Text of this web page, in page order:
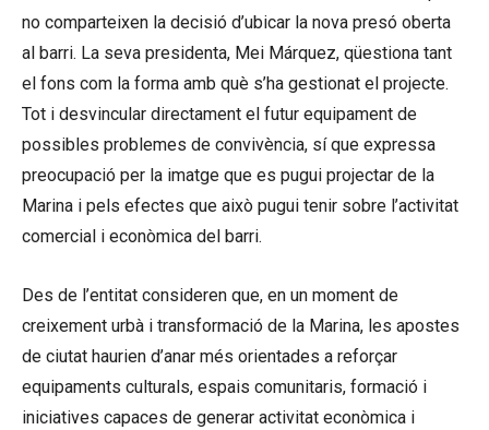
no comparteixen la decisió d’ubicar la nova presó oberta
al barri. La seva presidenta, Mei Márquez, qüestiona tant
el fons com la forma amb què s’ha gestionat el projecte.
Tot i desvincular directament el futur equipament de
possibles problemes de convivència, sí que expressa
preocupació per la imatge que es pugui projectar de la
Marina i pels efectes que això pugui tenir sobre l’activitat
comercial i econòmica del barri.
Des de l’entitat consideren que, en un moment de
creixement urbà i transformació de la Marina, les apostes
de ciutat haurien d’anar més orientades a reforçar
equipaments culturals, espais comunitaris, formació i
iniciatives capaces de generar activitat econòmica i